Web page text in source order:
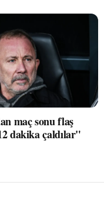
maç sonu flaş
dakika çaldılar"